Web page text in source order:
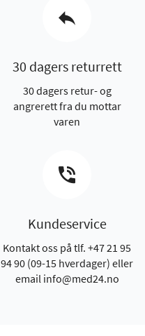
30 dagers returrett
30 dagers retur- og
angrerett fra du mottar
varen
Kundeservice
Kontakt oss på tlf. +47 21 95
94 90 (09-15 hverdager) eller
email info@med24.no